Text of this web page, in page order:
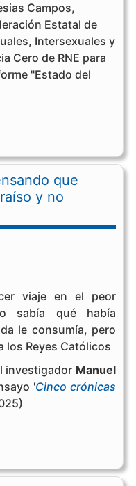
Campos,
Estatal de
Intersexuales y
Cero de RNE para
"Estado del
que
y no
viaje en el peor
sabía qué había
le consumía, pero
los Reyes Católicos
investigador Manuel
'Cinco crónicas